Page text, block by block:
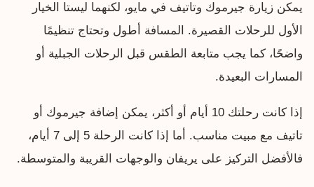
يمكن زيارة جيرموك وتاتيف في مايو، لكنهما ليستا الخيار
الأول للرحلات القصيرة. المسافة أطول وتحتاج تنظيمًا
واضحًا، كما يجب متابعة الطقس قبل الرحلات الجبلية أو
المسارات البعيدة.
إذا كانت رحلتك 10 أيام أو أكثر، يمكن إضافة جيرموك أو
تاتيف مع مبيت مناسب. أما إذا كانت الرحلة 5 إلى 7 أيام،
فالأفضل التركيز على يريفان والوجهات القريبة والمتوسطة.